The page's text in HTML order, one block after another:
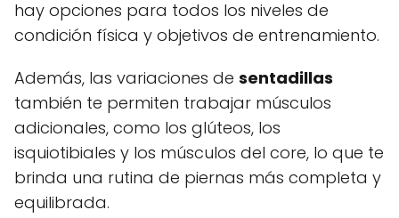
hay opciones para todos los niveles de
condición física y objetivos de entrenamiento.
Además, las variaciones de sentadillas
también te permiten trabajar músculos
adicionales, como los glúteos, los
isquiotibiales y los músculos del core, lo que te
brinda una rutina de piernas más completa y
equilibrada.